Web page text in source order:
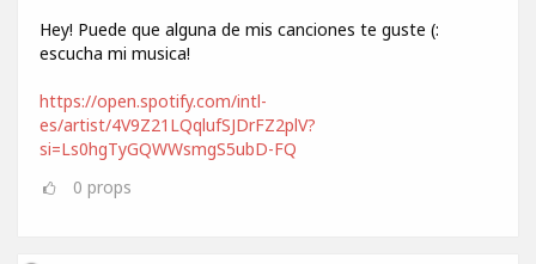
Hey! Puede que alguna de mis canciones te guste (:
escucha mi musica!
https://open.spotify.com/intl-
es/artist/4V9Z21LQqlufSJDrFZ2plV?
si=Ls0hgTyGQWWsmgS5ubD-FQ
0 props